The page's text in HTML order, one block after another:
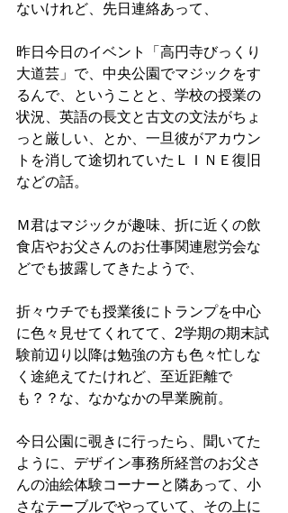
ないけれど、先日連絡あって、
昨日今日のイベント「高円寺びっくり
大道芸」で、中央公園でマジックをす
るんで、ということと、学校の授業の
状況、英語の長文と古文の文法がちょ
っと厳しい、とか、一旦彼がアカウン
トを消して途切れていたＬＩＮＥ復旧
などの話。
Ｍ君はマジックが趣味、折に近くの飲
食店やお父さんのお仕事関連慰労会な
どでも披露してきたようで、
折々ウチでも授業後にトランプを中心
に色々見せてくれてて、2学期の期末試
験前辺り以降は勉強の方も色々忙しな
く途絶えてたけれど、至近距離で
も？？な、なかなかの早業腕前。
今日公園に覗きに行ったら、聞いてた
ように、デザイン事務所経営のお父さ
んの油絵体験コーナーと隣あって、小
さなテーブルでやっていて、その上に